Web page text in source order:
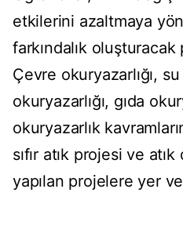
etkilerini azaltmaya
farkındalık
Çevre okuryazarlığı, su
okuryazarlığı, gıda
okuryazarlık
sıfır atık projesi ve
yapılan projelere yer